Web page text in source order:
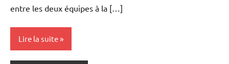
entre les deux équipes à la […]
Lire la suite